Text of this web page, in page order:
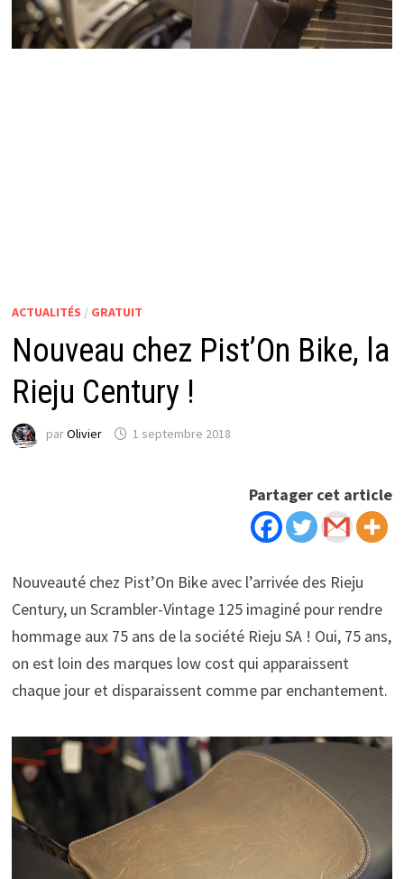
ACTUALITÉS / GRATUIT
Nouveau chez Pist’On Bike, la
Rieju Century !
parOlivier 1 septembre 2018
Partager cet article
Nouveauté chez Pist’On Bike avec l’arrivée des Rieju
Century, un Scrambler-Vintage 125 imaginé pour rendre
hommage aux 75 ans de la société Rieju SA ! Oui, 75 ans,
on est loin des marques low cost qui apparaissent
chaque jour et disparaissent comme par enchantement.